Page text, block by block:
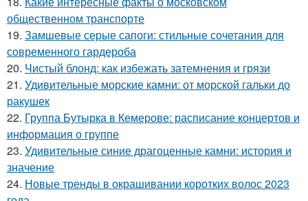
общественном транспорте
19. Замшевые серые сапоги: стильные сочетания для
современного гардероба
20. Чистый блонд: как избежать затемнения и грязи
21. Удивительные морские камни: от морской гальки до
ракушек
22. Группа Бутырка в Кемерове: расписание концертов и
информация о группе
23. Удивительные синие драгоценные камни: история и
значение
24. Новые тренды в окрашивании коротких волос 2023